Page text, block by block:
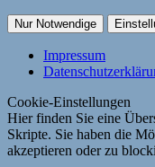
Nur Notwendige
Impressum
Cookie-Einstellungen
Hier finden Sie eine
Skripte. Sie haben die
akzeptieren oder zu